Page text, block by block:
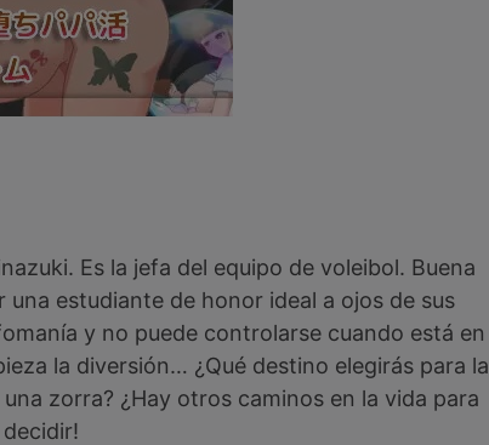
Es la jefa del equipo de voleibol. Buena
estudiante de honor ideal a ojos de sus
y no puede controlarse cuando está en
la diversión… ¿Qué destino elegirás para la
zorra? ¿Hay otros caminos en la vida para
decidir!